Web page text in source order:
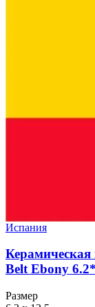
Испания
Belt Ebony
Размер